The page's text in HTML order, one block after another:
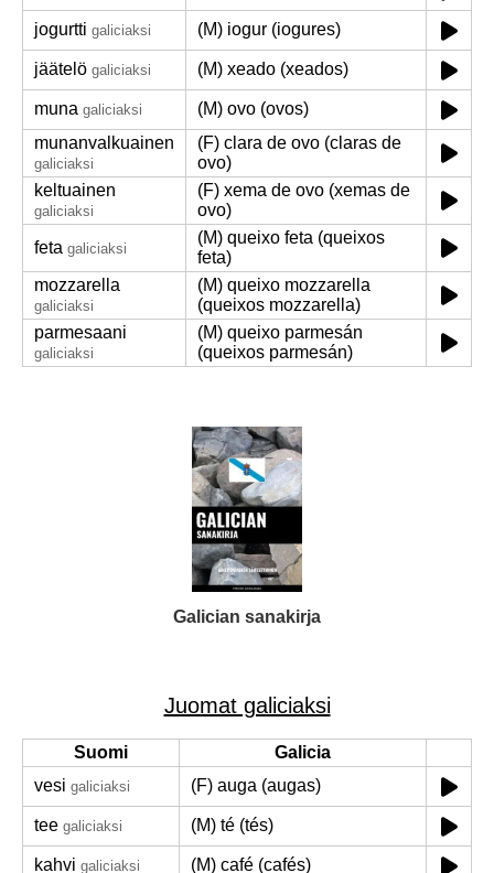
jogurtti galiciaksi (M) iogur (iogures)
jäätelö galiciaksi (M) xeado (xeados)
muna galiciaksi
(M) ovo (ovos)
munanvalkuainen
galiciaksi
(F) clara de ovo (claras de
ovo)
keltuainen
galiciaksi
(F) xema de ovo (xemas de
ovo)
feta galiciaksi
(M) queixo feta (queixos
feta)
mozzarella
galiciaksi
(M) queixo mozzarella
(queixos mozzarella)
parmesaani
galiciaksi
(M) queixo parmesán
(queixos parmesán)
Galician sanakirja
Juomat galiciaksi
Suomi
Galicia
vesi galiciaksi (F) auga (augas)
tee galiciaksi (M) té (tés)
kahvi galiciaksi (M) café (cafés)